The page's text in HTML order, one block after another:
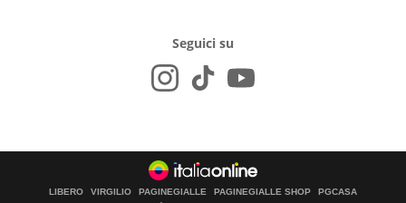
Seguici su
LIBERO VIRGILIO PAGINEGIALLE PAGINEGIALLE SHOP PGCASA